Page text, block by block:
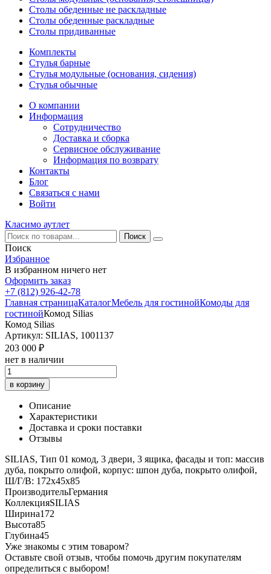
Столы обеденные не раскладные
Столы обеденные раскладные
Столы придиванные
Комплекты
Стулья барные
Стулья модульные (основания, сидения)
Стулья обычные
О компании
Информация
Сотрудничество
Доставка и сборка
Сервисное обслуживание
Информация по возврату
Контакты
Блог
Связаться с нами
Войти
Класимо аутлет
Поиск
Избранное
В избранном ничего нет
Оформить заказ
+7 (812) 926-42-78
Главная страницаКаталогМебель для гостинойКомоды для
гостинойКомод Silias
Комод Silias
Артикул: SILIAS, 1001137
203 000 ₽
нет в наличии
в корзину
Описание
Характеристики
Доставка и сроки поставки
Отзывы
SILIAS, Тип 01 комод, 3 двери, 3 ящика, фасады и топ: массив
дуба, покрыто олифой, корпус: шпон дуба, покрыто олифой,
Ш/Г/В: 172х45х85
ПроизводительГермания
КоллекцияSILIAS
Ширина172
Высота85
Глубина45
Уже знакомы с этим товаром?
Оставьте свой отзыв, чтобы помочь другим покупателям
определиться с выбором!